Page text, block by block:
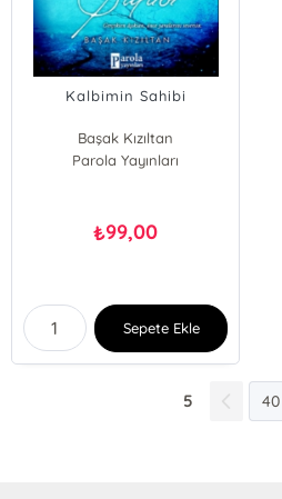
Kalbimin Sahibi
Başak Kızıltan
Parola Yayınları
₺99,00
Sepete Ekle
5